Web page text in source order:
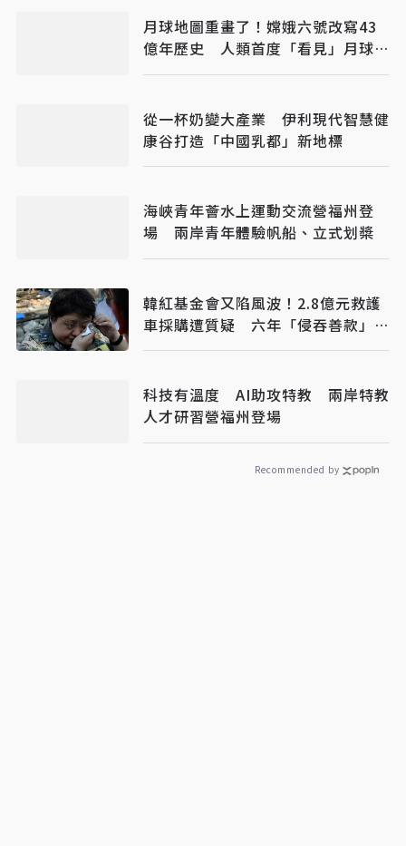
月球地圖重畫了！嫦娥六號改寫43
億年歷史 人類首度「看見」月球深
部
從一杯奶變大產業 伊利現代智慧健
康谷打造「中國乳都」新地標
海峽青年薈水上運動交流營福州登
場 兩岸青年體驗帆船、立式划槳
韓紅基金會又陷風波！2.8億元救護
車採購遭質疑 六年「侵吞善款」傳
聞再起
科技有溫度 AI助攻特教 兩岸特教
人才研習營福州登場
Recommended by